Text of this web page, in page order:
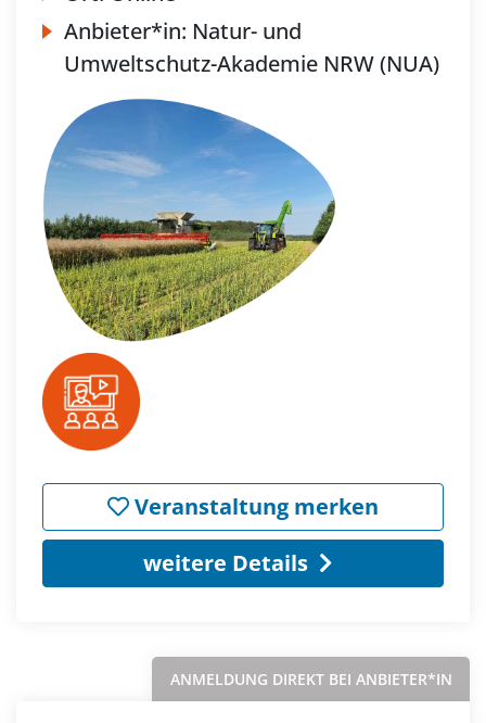
Anbieter*in: Natur- und
Umweltschutz-Akademie NRW (NUA)
Veranstaltung merken
weitere Details
ANMELDUNG DIREKT BEI ANBIETER*IN